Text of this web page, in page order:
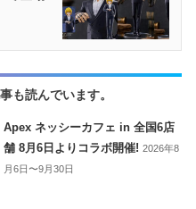
も読んでいます。
Apex ネッシーカフェ in 全国6店
舗 8月6日よりコラボ開催!2026年8
月6日〜9月30日